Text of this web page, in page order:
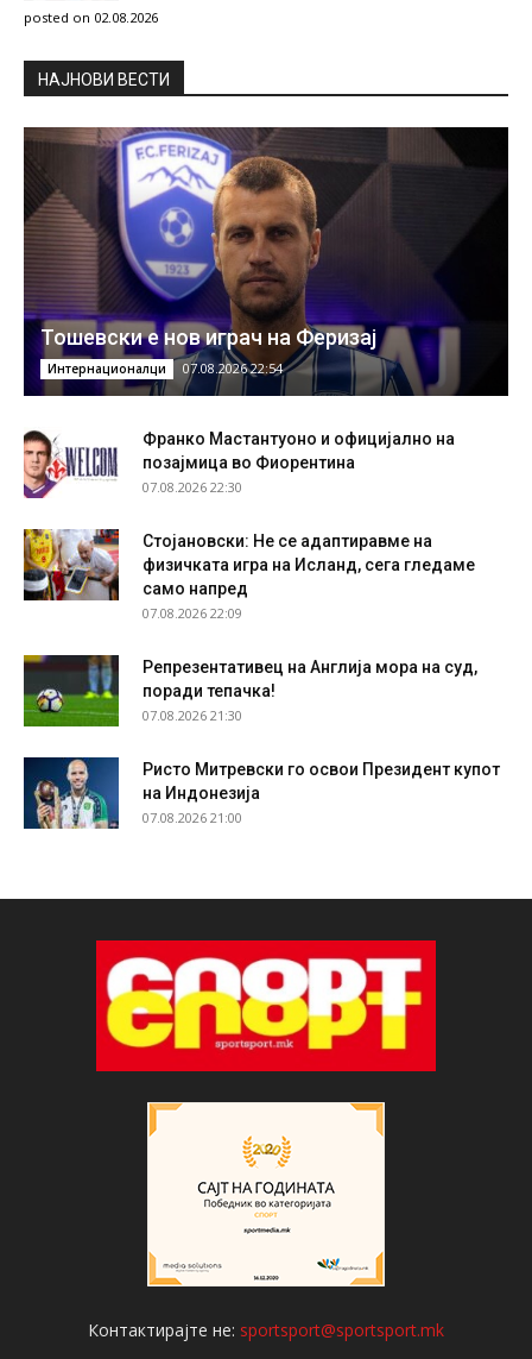
posted on 02.08.2026
НAЈНОВИ ВЕСТИ
Тошевски е нов играч на Феризај
Интернационалци 07.08.2026 22:54
Франко Мастантуоно и официјално на
позајмица во Фиорентина
07.08.2026 22:30
Стојановски: Не се адаптиравме на
физичката игра на Исланд, сега гледаме
само напред
07.08.2026 22:09
Репрезентативец на Англија мора на суд,
поради тепачка!
07.08.2026 21:30
Ристо Митревски го освои Президент купот
на Индонезија
07.08.2026 21:00
Контактирајте не: sportsport@sportsport.mk